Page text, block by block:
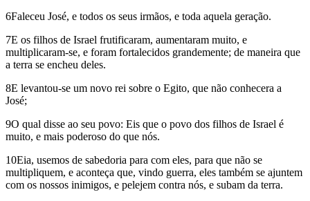
6Faleceu José, e todos os seus irmãos, e toda aquela geração.
7E os filhos de Israel frutificaram, aumentaram muito, e
multiplicaram-se, e foram fortalecidos grandemente; de maneira que
a terra se encheu deles.
8E levantou-se um novo rei sobre o Egito, que não conhecera a
José;
9O qual disse ao seu povo: Eis que o povo dos filhos de Israel é
muito, e mais poderoso do que nós.
10Eia, usemos de sabedoria para com eles, para que não se
multipliquem, e aconteça que, vindo guerra, eles também se ajuntem
com os nossos inimigos, e pelejem contra nós, e subam da terra.